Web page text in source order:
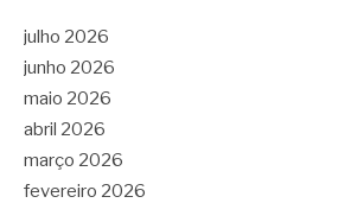
julho 2026
junho 2026
maio 2026
abril 2026
março 2026
fevereiro 2026